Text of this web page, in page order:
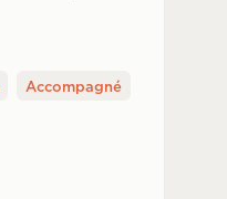
Accompagné